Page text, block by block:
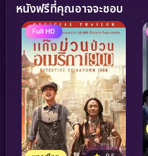
หนังฟรีที่คุณอาจจะชอบ
Full HD